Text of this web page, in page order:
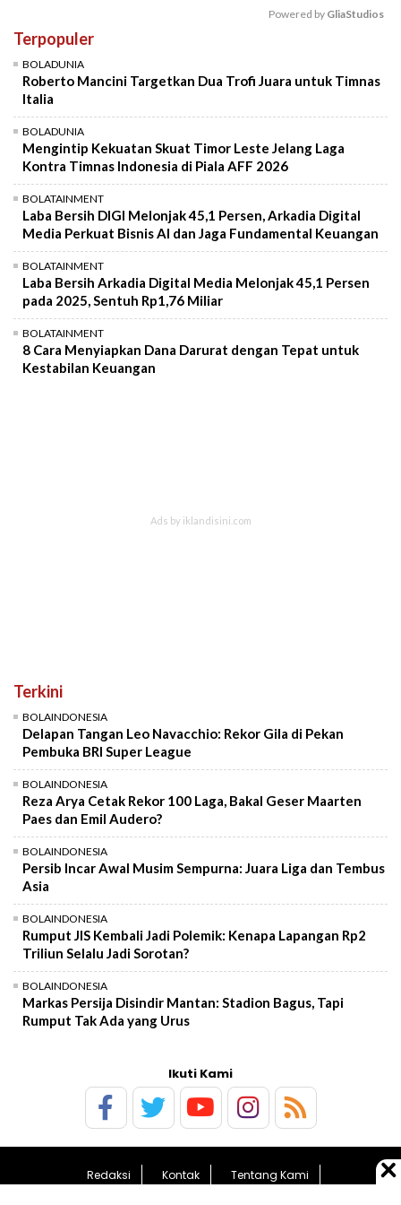
Powered by GliaStudios
Terpopuler
BOLADUNIA
Roberto Mancini Targetkan Dua Trofi Juara untuk Timnas
Italia
BOLADUNIA
Mengintip Kekuatan Skuat Timor Leste Jelang Laga
Kontra Timnas Indonesia di Piala AFF 2026
BOLATAINMENT
Laba Bersih DIGI Melonjak 45,1 Persen, Arkadia Digital
Media Perkuat Bisnis AI dan Jaga Fundamental Keuangan
BOLATAINMENT
Laba Bersih Arkadia Digital Media Melonjak 45,1 Persen
pada 2025, Sentuh Rp1,76 Miliar
BOLATAINMENT
8 Cara Menyiapkan Dana Darurat dengan Tepat untuk
Kestabilan Keuangan
Terkini
BOLAINDONESIA
Delapan Tangan Leo Navacchio: Rekor Gila di Pekan
Pembuka BRI Super League
BOLAINDONESIA
Reza Arya Cetak Rekor 100 Laga, Bakal Geser Maarten
Paes dan Emil Audero?
BOLAINDONESIA
Persib Incar Awal Musim Sempurna: Juara Liga dan Tembus
Asia
BOLAINDONESIA
Rumput JIS Kembali Jadi Polemik: Kenapa Lapangan Rp2
Triliun Selalu Jadi Sorotan?
BOLAINDONESIA
Markas Persija Disindir Mantan: Stadion Bagus, Tapi
Rumput Tak Ada yang Urus
Ikuti Kami
Redaksi Kontak
Tentang Kami